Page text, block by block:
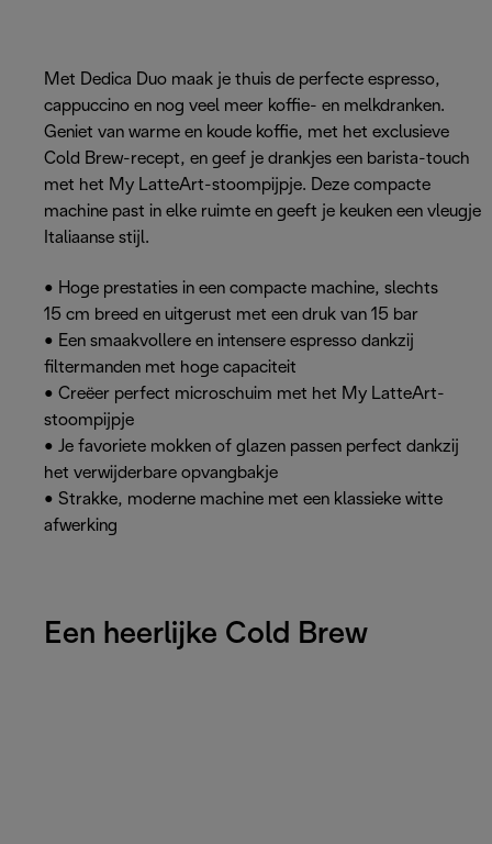
Met Dedica Duo maak je thuis de perfecte espresso,
cappuccino en nog veel meer koffie- en melkdranken.
Geniet van warme en koude koffie, met het exclusieve
Cold Brew-recept, en geef je drankjes een barista-touch
met het My LatteArt-stoompijpje. Deze compacte
machine past in elke ruimte en geeft je keuken een vleugje
Italiaanse stijl.
• Hoge prestaties in een compacte machine, slechts
15 cm breed en uitgerust met een druk van 15 bar
• Een smaakvollere en intensere espresso dankzij
filtermanden met hoge capaciteit
• Creëer perfect microschuim met het My LatteArt-
stoompijpje
• Je favoriete mokken of glazen passen perfect dankzij
het verwijderbare opvangbakje
• Strakke, moderne machine met een klassieke witte
afwerking
Een heerlijke Cold Brew